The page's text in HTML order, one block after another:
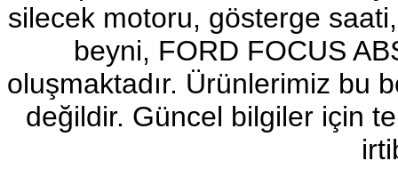
Ürün Kodu : 2017-2018 ford ranger abs
beyni
2017-2018 ford ranger abs
silecek motoru, gösterge
beyni, FORD FOCUS
oluşmaktadır. Ürünlerimiz bu
değildir. Güncel bilgiler için